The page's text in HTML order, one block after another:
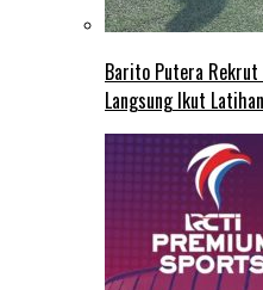
Barito Putera Rekrut
Langsung Ikut Latihan